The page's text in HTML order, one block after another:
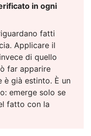
in ogni
fatti
Applicare il
di quello
far apparire
è già estinto. È un
emerge solo se
fatto con la